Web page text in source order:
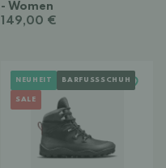
- Women
149,00 €
NEUHEIT BARFUSSSCHUH
SALE